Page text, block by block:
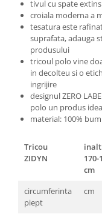
Jachete / Bluze
Pantaloni de lucru cu
Pantaloni de lucru in
Tricouri polo
Veste de lucru
tivul cu spate
croiala moderna a
tesatura este
suprafata, adauga
produsului
tricoul polo vine
in decolteu si o
ingrijire
designul ZERO
polo un produs
material: 100%
Tricou
ZIDYN
170-
cm
circumferinta
piept
cm